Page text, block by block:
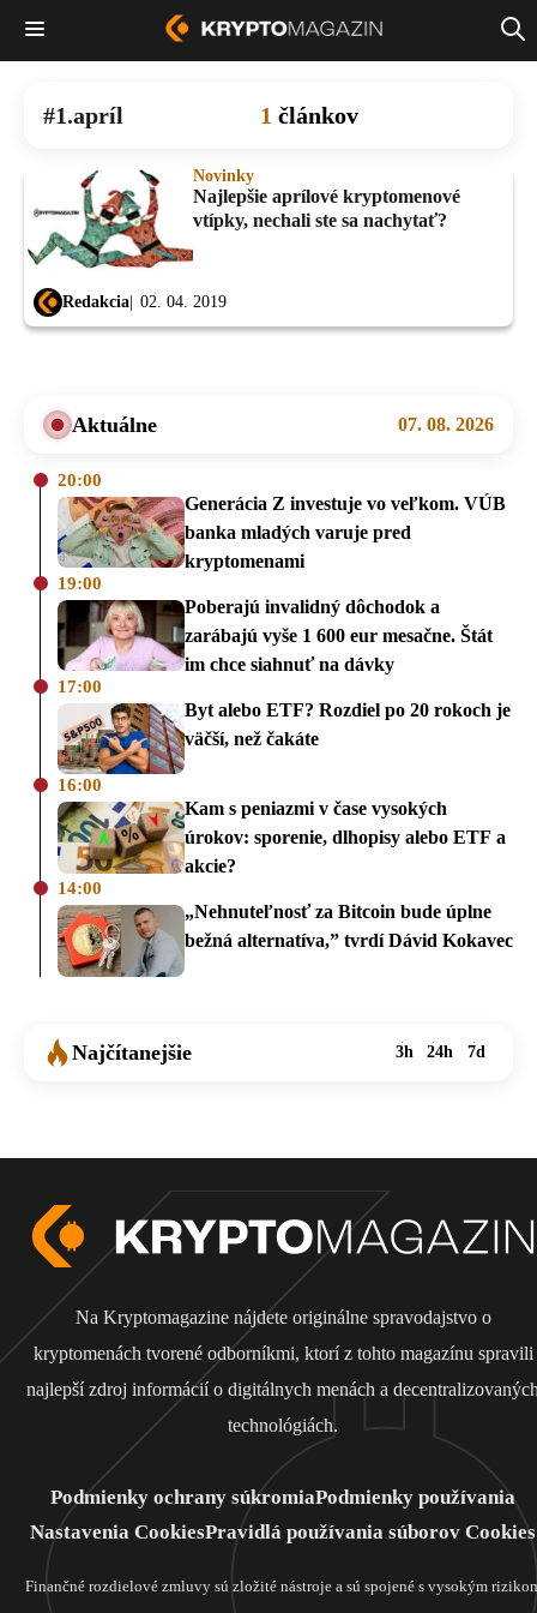
1.apríl 1 článkov
Novinky
Najlepšie aprílové kryptomenové
vtípky, nechali ste sa nachytať?
Redakcia 02. 04. 2019
Aktuálne 07. 08. 2026
20:00
Generácia Z investuje vo veľkom. VÚB
banka mladých varuje pred
kryptomenami
19:00
Poberajú invalidný dôchodok a
zarábajú vyše 1 600 eur mesačne. Štát
im chce siahnuť na dávky
17:00
Byt alebo ETF? Rozdiel po 20 rokoch je
väčší, než čakáte
16:00
Kam s peniazmi v čase vysokých
úrokov: sporenie, dlhopisy alebo ETF a
akcie?
14:00
„Nehnuteľnosť za Bitcoin bude úplne
bežná alternatíva,” tvrdí Dávid Kokavec
Najčítanejšie 3h 24h 7d
Na Kryptomagazine nájdete originálne spravodajstvo o
kryptomenách tvorené odborníkmi, ktorí z tohto magazínu spravili
najlepší zdroj informácií o digitálnych menách a
technológiách.
Podmienky ochrany súkromiaPodmienky používania
Nastavenia CookiesPravidlá používania súborov Cookies
Finančné rozdielové zmluvy sú zložité nástroje a sú spojené s vysokým